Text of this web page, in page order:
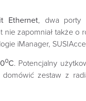
Ethernet, dwa porty
nie zapomniał także o
iManager,
0C. Potencjalny
zestaw z